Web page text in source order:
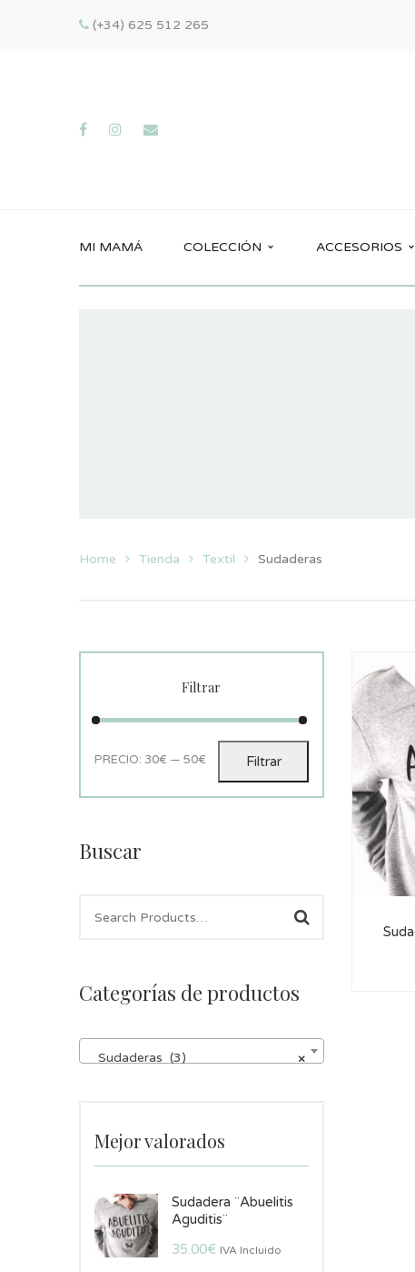
(+34) 625 512 265
MI MAMÁ COLECCIÓN ACCESORIOS
Home Tienda Textil Sudaderas
Filtrar
Filtrar
PRECIO: 30€ — 50€
Buscar
Categorías de productos
×
Sudaderas (3)
Mejor valorados
Sudadera ¨Abuelitis
Aguditis¨
35.00€ IVA Incluido